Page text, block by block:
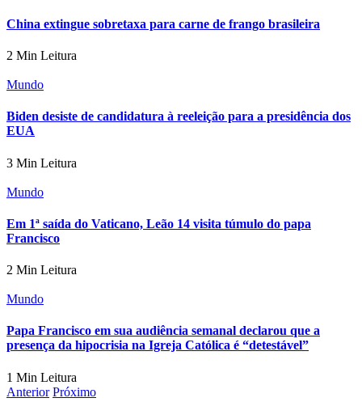
China extingue sobretaxa para carne de frango brasileira
2 Min Leitura
Mundo
Biden desiste de candidatura à reeleição para a presidência dos
EUA
3 Min Leitura
Mundo
Em 1ª saída do Vaticano, Leão 14 visita túmulo do papa
Francisco
2 Min Leitura
Mundo
Papa Francisco em sua audiência semanal declarou que a
presença da hipocrisia na Igreja Católica é “detestável”
1 Min Leitura
Anterior Próximo